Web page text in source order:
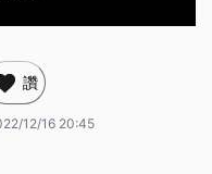
讚
12/16 20:45